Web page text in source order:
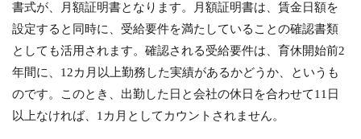
書式が、月額証明書となります。月額証明書は、賃金日額を
設定すると同時に、受給要件を満たしていることの確認書類
としても活用されます。確認される受給要件は、育休開始前2
年間に、12カ月以上勤務した実績があるかどうか、というも
のです。このとき、出勤した日と会社の休日を合わせて11日
以上なければ、1カ月としてカウントされません。